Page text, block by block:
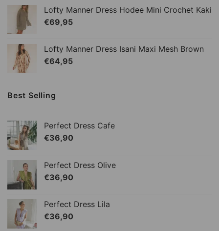
Lofty Manner Dress Hodee Mini Crochet Kaki
€69,95
Lofty Manner Dress Isani Maxi Mesh Brown
€64,95
Best Selling
Perfect Dress Cafe
€36,90
Perfect Dress Olive
€36,90
Perfect Dress Lila
€36,90